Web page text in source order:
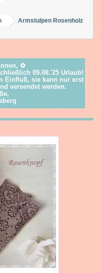
Armstulpen Rosenholz
✿
09.08.'25 Urlaub!
Einfluß, sie kann nur erst
versendet werden.